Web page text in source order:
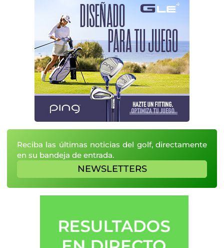
Reciba las últimas noticias del golf, directamente
en su bandeja de entrada.
NEWSLETTERS